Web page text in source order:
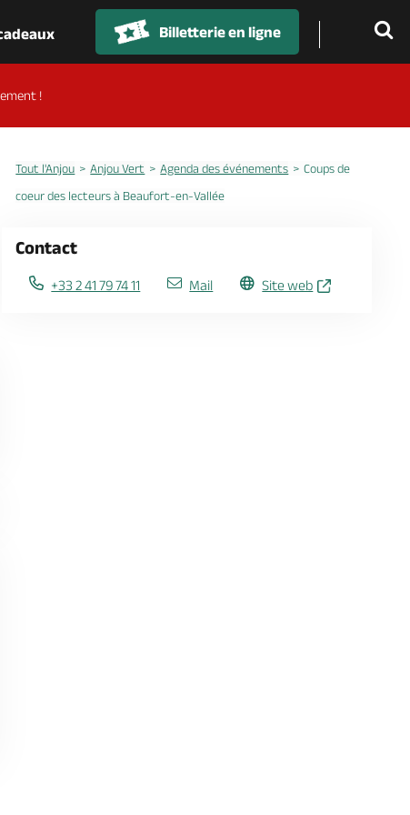
Billetterie en ligne
!
Tout l'Anjou Anjou Vert Agenda des événements
Coups de
coeur des lecteurs à Beaufort-en-Vallée
Contact
+33 2 41 79 74 11 Mail Site web